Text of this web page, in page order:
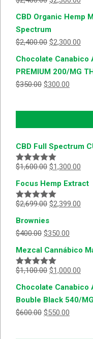
CBD Organic Hemp
Spectrum
$2,400.00 $2,300.00
Chocolate Canabico
PREMIUM 200/MG
$350.00 $300.00
CBD Full Spectrum
Valorado
5
$1,600.00 $1,300.00
Focus Hemp Extract
Valorado
5
$2,699.00 $2,399.00
Brownies
$400.00 $350.00
Mezcal Cannábico
Valorado
5
$1,100.00 $1,000.00
Chocolate Canabico
Bouble Black 540/
$600.00 $550.00